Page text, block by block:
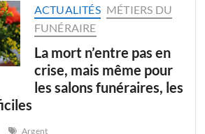
ACTUALITÉS MÉTIERS DU
FUNÉRAIRE
La mort n’entre pas en
crise, mais même pour
les salons funéraires, les
Argent